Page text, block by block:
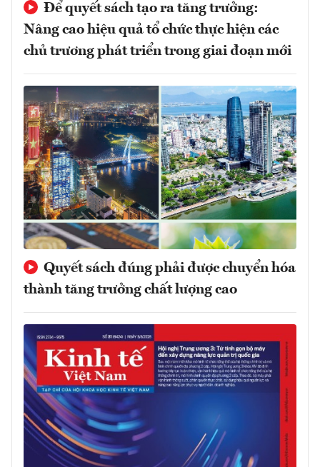
Để quyết sách tạo ra tăng trưởng:
Nâng cao hiệu quả tổ chức thực hiện các
chủ trương phát triển trong giai đoạn mới
Quyết sách đúng phải được chuyển hóa
thành tăng trưởng chất lượng cao